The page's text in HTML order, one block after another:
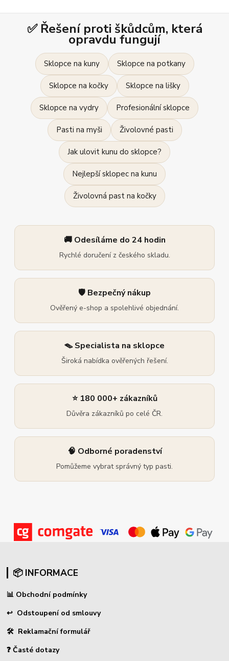
✅ Řešení proti škůdcům, která
opravdu fungují
Sklopce na kuny Sklopce na potkany
Sklopce na kočky Sklopce na lišky
Sklopce na vydry Profesionální sklopce
Pasti na myši Živolovné pasti
Jak ulovit kunu do sklopce?
Nejlepší sklopec na kunu
Živolovná past na kočky
🚚 Odesíláme do 24 hodin
Rychlé doručení z českého skladu.
🛡️ Bezpečný nákup
Ověřený e-shop a spolehlivé objednání.
🪤 Specialista na sklopce
Široká nabídka ověřených řešení.
⭐ 180 000+ zákazníků
Důvěra zákazníků po celé ČR.
🧠 Odborné poradenství
Pomůžeme vybrat správný typ pasti.
📦 INFORMACE
📊 Obchodní podmínky
↩ Odstoupení od smlouvy
🛠 Reklamační formulář
❓ Časté dotazy